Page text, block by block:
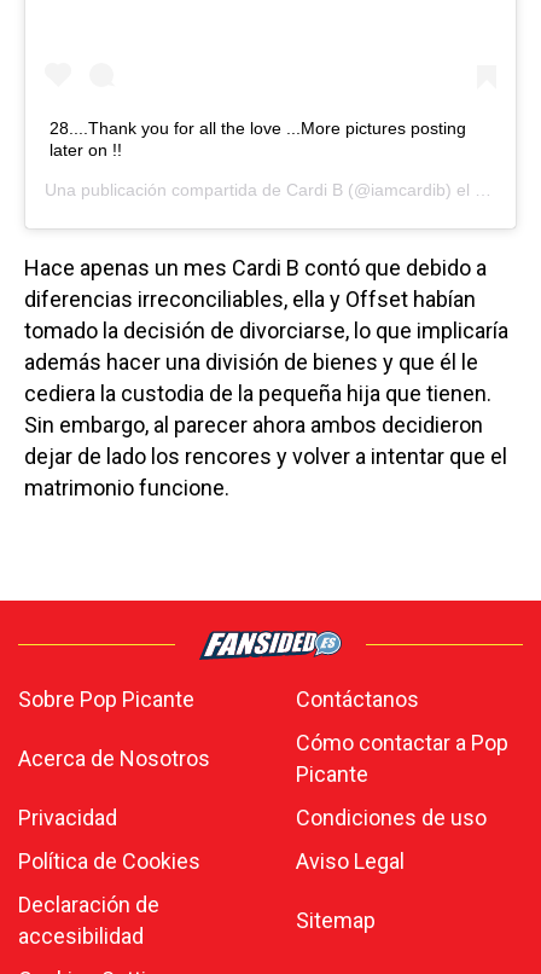
28....Thank you for all the love ...More pictures posting
later on !!
Una publicación compartida de Cardi B (@iamcardib) el
Hace apenas un mes Cardi B contó que debido a
diferencias irreconciliables, ella y Offset habían
tomado la decisión de divorciarse, lo que implicaría
además hacer una división de bienes y que él le
cediera la custodia de la pequeña hija que tienen.
Sin embargo, al parecer ahora ambos decidieron
dejar de lado los rencores y volver a intentar que el
matrimonio funcione.
Sobre Pop Picante Contáctanos
Acerca de Nosotros
Cómo contactar a Pop
Picante
Privacidad
Condiciones de uso
Política de Cookies
Aviso Legal
Declaración de
accesibilidad
Sitemap